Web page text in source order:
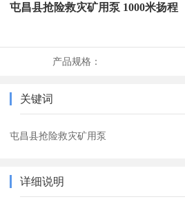
屯昌县抢险救灾矿用泵 1000米扬程
产品规格：
关键词
屯昌县抢险救灾矿用泵
详细说明